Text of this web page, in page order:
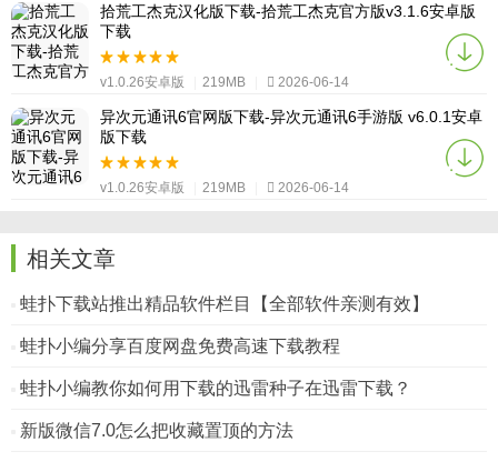
拾荒工杰克汉化版下载-拾荒工杰克官方版v3.1.6安卓版
下载
v1.0.26安卓版 219MB 2026-06-14
异次元通讯6官网版下载-异次元通讯6手游版 v6.0.1安卓
版下载
v1.0.26安卓版 219MB 2026-06-14
相关文章
蛙扑下载站推出精品软件栏目【全部软件亲测有效】
蛙扑小编分享百度网盘免费高速下载教程
蛙扑小编教你如何用下载的迅雷种子在迅雷下载？
新版微信7.0怎么把收藏置顶的方法